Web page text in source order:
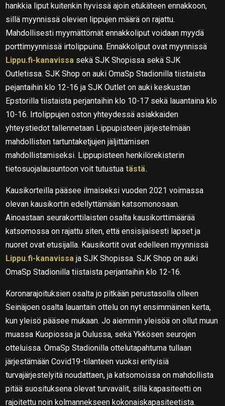
hankkia liput kuitenkin hyvissä ajoin etukäteen ennakkoon,
sillä myynnissä olevien lippujen määrä on rajattu.
Mahdollisesti myymättömät ennakkoliput voidaan myydä
porttimyynnissä irtolippuina. Ennakkoliput ovat myynnissä
Lippu.fi-kanavissa sekä SJK Shopissa sekä SJK
Outletissa. SJK Shop on auki OmaSp Stadionilla tiistaista
pejantaihin klo 12-16 ja SJK Outlet on auki keskustan
Epstorilla tiistaista perjantaihin klo 10-17 sekä lauantaina klo
10-16. Irtolippujen oston yhteydessä asiakkaiden
yhteystiedot tallennetaan Lippupisteen järjestelmään
mahdollisten tartuntaketjujen jäljittämisen
mahdollistamiseksi. Lippupisteen henkilörekisterin
tietosuojalausuntoon voit tutustuatästä.
Kausikorteilla pääsee ilmaiseksi vuoden 2021 voimassa
olevan kausikortin edellyttämään katsomonosaan.
Ainoastaan seurakorttilaisten osalta kausikorttimäärää
katsomossa on rajattu siten, että ensisijaisesti lapset ja
nuoret ovat etusijalla. Kausikortit ovat edelleen myynnissä
Lippu.fi-kanavissa ja SJK Shopissa. SJK Shop on auki
OmaSp Stadionilla tiistaista perjantaihin klo 12-16.
Koronarajoituksien osalta jo pitkään perustasolla olleen
Seinäjoen osalta lauantain ottelu on nyt ensimmäinen kerta,
kun yleisö pääsee mukaan. Jo aiemmin yleisöä on ollut muun
muassa Kuopiossa ja Oulussa, sekä Ykkösen seurojen
otteluissa. OmaSp Stadionilla ottelutapahtuma tullaan
järjestämään Covid19-tilanteen vuoksi erityisiä
turvajärjestelyitä noudattaen, ja katsomoissa on mahdollista
pitää suosituksena olevat turvavälit, sillä kapasiteetti on
rajoitettu noin kolmannekseen kokonaiskapasiteetista.